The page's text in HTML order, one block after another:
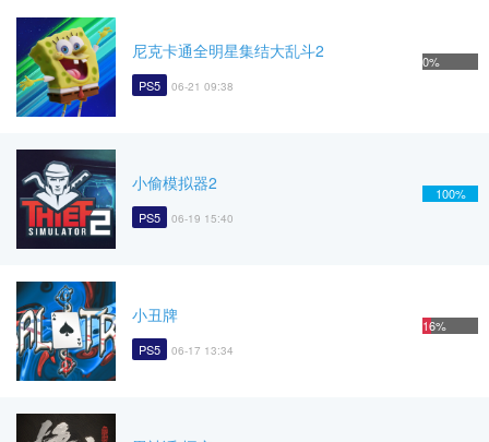
尼克卡通全明星集结大乱斗2
PS5 06-21 09:38
0%
小偷模拟器2
PS5 06-19 15:40
100%
小丑牌
PS5 06-17 13:34
16%